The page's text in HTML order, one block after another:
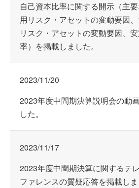
自己資本比率に関する開示（主
用リスク・アセットの変動要因
リスク・アセットの変動要因、
率）を掲載しました。
2023/11/20
2023年度中間期決算説明会の動
した。
2023/11/17
2023年度中間期決算に関するテ
ファレンスの質疑応答を掲載しま